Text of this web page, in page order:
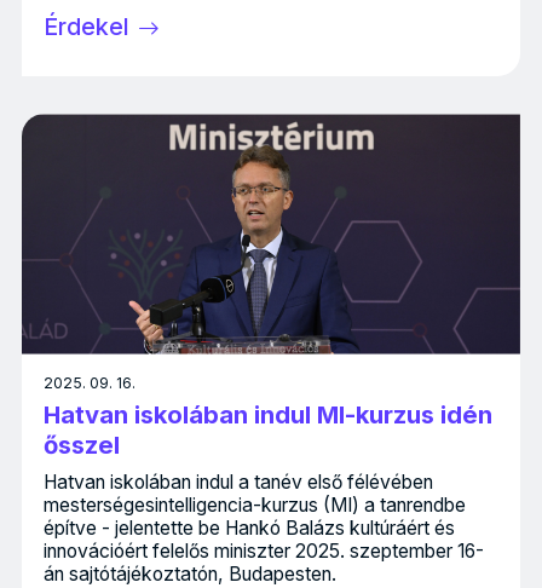
Érdekel
2025. 09. 16.
Hatvan iskolában indul MI-kurzus idén
ősszel
Hatvan iskolában indul a tanév első félévében
mesterségesintelligencia-kurzus (MI) a tanrendbe
építve - jelentette be Hankó Balázs kultúráért és
innovációért felelős miniszter 2025. szeptember 16-
án sajtótájékoztatón, Budapesten.